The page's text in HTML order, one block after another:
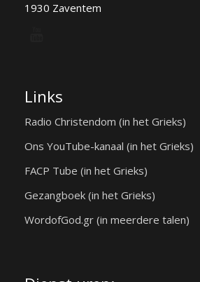
1930 Zaventem
Links
Radio Christendom (in het Grieks)
Ons YouTube-kanaal (in het Grieks)
FACP Tube (in het Grieks)
Gezangboek (in het Grieks)
WordofGod.gr (in meerdere talen)